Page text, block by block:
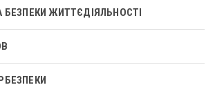
БЕЗПЕКИ ЖИТТЄДІЯЛЬНОСТІ